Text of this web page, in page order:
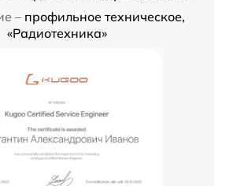
– профильное техническое,
«Радиотехника»